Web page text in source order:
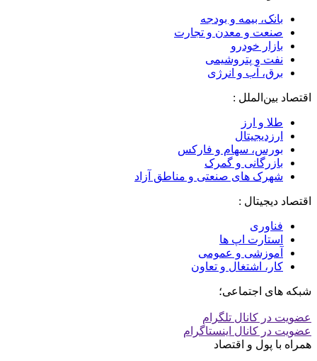
بانک، بیمه و بودجه
صنعت و معدن و تجارت
بازار خودرو
نفت و پتروشیمی
برق، آب و انرژی
اقتصاد بین‌الملل :
طلا و ارز
ارزدیجیتال
بورس، سهام و فارکس
بازرگانی و گمرک
شهرک های صنعتی و مناطق آزاد
اقتصاد دیجیتال :
فناوری
استارت اپ ها
آموزشی و عمومی
کار، اشتغال و تعاون
شبکه های اجتماعی؛
عضویت در کانال تلگرام
عضویت در کانال اینستاگرام
همراه با پول و اقتصاد